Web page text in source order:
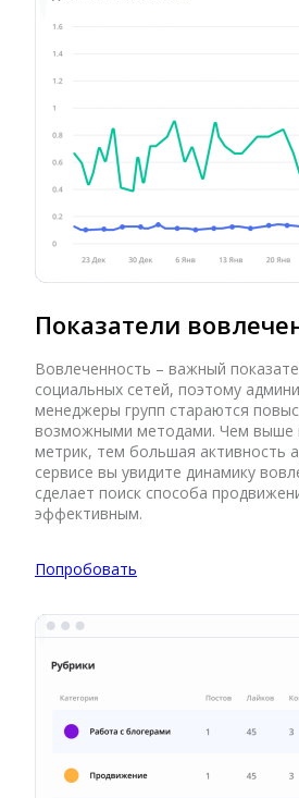
Показатели
Вовлеченность – важный
социальных сетей, поэтому
менеджеры групп стараются
возможными методами. Чем выше
метрик, тем большая активность
сервисе вы увидите динамику
сделает поиск способа
эффективным.
Попробовать